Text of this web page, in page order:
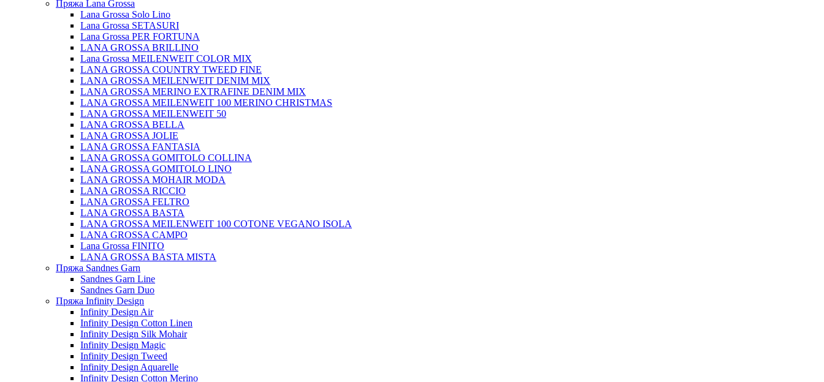
Пряжа Lana Grossa
Lana Grossa Solo Lino
Lana Grossa SETASURI
Lana Grossa PER FORTUNA
LANA GROSSA BRILLINO
Lana Grossa MEILENWEIT COLOR MIX
LANA GROSSA COUNTRY TWEED FINE
LANA GROSSA MEILENWEIT DENIM MIX
LANA GROSSA MERINO EXTRAFINE DENIM MIX
LANA GROSSA MEILENWEIT 100 MERINO CHRISTMAS
LANA GROSSA MEILENWEIT 50
LANA GROSSA BELLA
LANA GROSSA JOLIE
LANA GROSSA FANTASIA
LANA GROSSA GOMITOLO COLLINA
LANA GROSSA GOMITOLO LINO
LANA GROSSA MOHAIR MODA
LANA GROSSA RICCIO
LANA GROSSA FELTRO
LANA GROSSA BASTA
LANA GROSSA MEILENWEIT 100 COTONE VEGANO ISOLA
LANA GROSSA CAMPO
Lana Grossa FINITO
LANA GROSSA BASTA MISTA
Пряжа Sandnes Garn
Sandnes Garn Line
Sandnes Garn Duo
Пряжа Infinity Design
Infinity Design Air
Infinity Design Cotton Linen
Infinity Design Silk Mohair
Infinity Design Magic
Infinity Design Tweed
Infinity Design Aquarelle
Infinity Design Cotton Merino